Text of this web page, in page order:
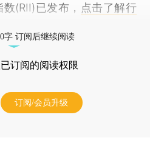
(RII)已发布， 点击了解行
字 订阅后继续阅读
订阅的阅读权限
订阅/会员升级